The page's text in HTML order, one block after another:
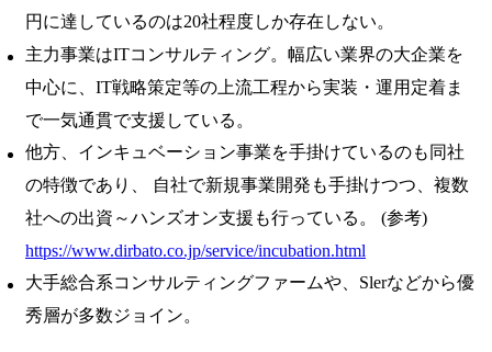
円に達しているのは20社程度しか存在しない。
主力事業はITコンサルティング。幅広い業界の大企業を
中心に、IT戦略策定等の上流工程から実装・運用定着ま
で一気通貫で支援している。
他方、インキュベーション事業を手掛けているのも同社
の特徴であり、 自社で新規事業開発も手掛けつつ、複数
社への出資～ハンズオン支援も行っている。 (参考)
https://www.dirbato.co.jp/service/incubation.html
大手総合系コンサルティングファームや、Slerなどから優
秀層が多数ジョイン。